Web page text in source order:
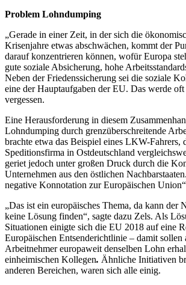
Problem Lohndumping
„Gerade in einer Zeit, in der sich die
Krisenjahre etwas abschwächen, kommt der
darauf konzentrieren können, wofür Europa
gute soziale Absicherung, hohe
Neben der Friedenssicherung sei die soziale
eine der Hauptaufgaben der EU. Das werde
vergessen.
Eine Herausforderung in diesem
Lohndumping durch grenzüberschreitende
brachte etwa das Beispiel eines LKW-Fahrers,
Speditionsfirma in Ostdeutschland
geriet jedoch unter großen Druck durch die
Unternehmen aus den östlichen
negative Konnotation zur Europäischen
„Das ist ein europäisches Thema, da kann der
keine Lösung finden“, sagte dazu Zels. Als
Situationen einigte sich die EU 2018 auf eine
Europäischen Entsenderichtlinie – damit sollen
Arbeitnehmer europaweit denselben Lohn
einheimischen Kollegen. Ähnliche Initiativen
anderen Bereichen, waren sich alle einig.